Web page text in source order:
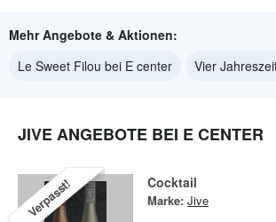
Mehr Angebote & Aktionen:
Le Sweet Filou bei E center
Vier
JIVE ANGEBOTE BEI E CENTER
Verpasst! Cocktail
Marke: Jive